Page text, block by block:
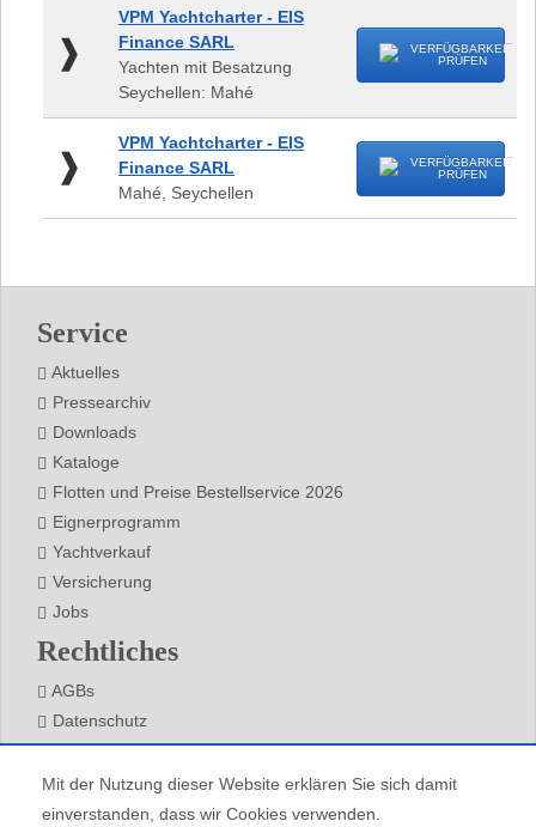
VPM
Yachtcharter
-
EIS
Finance
-
Yachten
mit
Besatzung
VPM Yachtcharter - EIS
Finance SARL
Yachten mit Besatzung
Seychellen: Mahé
VERFÜGBARKEIT
PRÜFEN
VPM
Yachtcharter
-
VPM Yachtcharter - EIS
Finance SARL
Mahé, Seychellen
VERFÜGBARKEIT
PRÜFEN
Service
Aktuelles
Pressearchiv
Downloads
Kataloge
Flotten und Preise Bestellservice 2026
Eignerprogramm
Yachtverkauf
Versicherung
Jobs
Rechtliches
AGBs
Datenschutz
Impressum
Kontakt
Mit der Nutzung dieser Website erklären Sie sich damit
einverstanden, dass wir Cookies verwenden.